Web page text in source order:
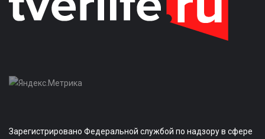
Зарегистрировано Федеральной службой по надзору в сфере